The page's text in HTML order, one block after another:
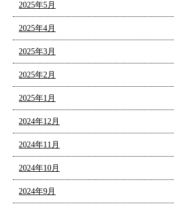
2025年5月
2025年4月
2025年3月
2025年2月
2025年1月
2024年12月
2024年11月
2024年10月
2024年9月